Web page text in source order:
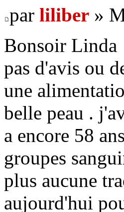
par liliber »
Bonsoir Linda
pas d'avis ou
une
belle peau .
a encore 58
groupes
plus aucune
aujourd'hui